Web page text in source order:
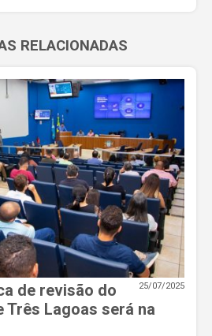
RELACIONADAS
25/07/2025
de revisão do
Três Lagoas será na